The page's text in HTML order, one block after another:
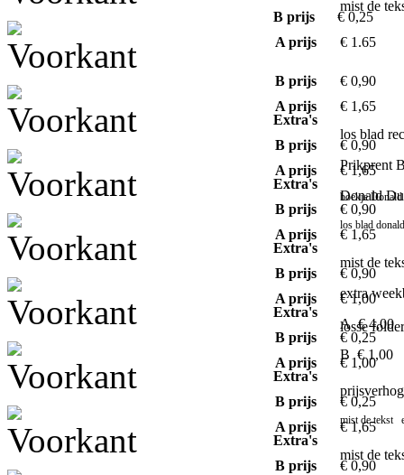
mist de
B prijs
€ 0,25
A prijs
€ 1.65
B prijs € 0,90
Extra's
los blad
Prikprent
Donald
A prijs € 1,65
B prijs € 0,90
Extra's
boekje
los blad
A prijs € 1,65
B prijs € 0,90
Extra's
mist de
extra
A € 4,00
B € 1,00
A prijs € 1,65
B prijs € 0,90
Extra's
losse
A prijs € 1,00
B prijs € 0,25
Extra's
mist de tekst
A prijs € 1,00
B prijs € 0,25
Extra's
mist de
A prijs € 1,65
B prijs € 0,90